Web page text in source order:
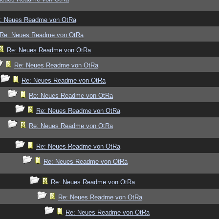
Neues Readme von OtRa
Re: Neues Readme von OtRa
Re: Neues Readme von OtRa
Re: Neues Readme von OtRa
Re: Neues Readme von OtRa
Re: Neues Readme von OtRa
Re: Neues Readme von OtRa
Re: Neues Readme von OtRa
Re: Neues Readme von OtRa
Re: Neues Readme von OtRa
Re: Neues Readme von OtRa
Re: Neues Readme von OtRa
Re: Neues Readme von OtRa